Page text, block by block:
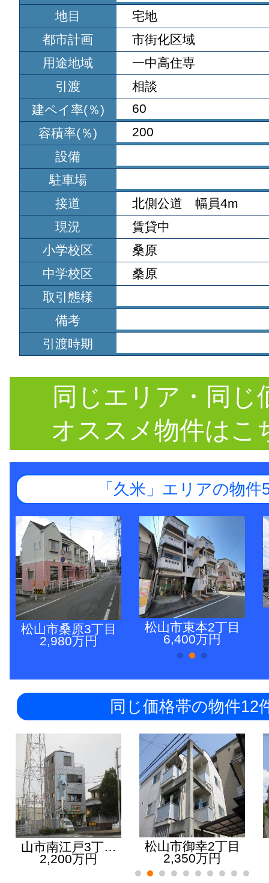
地目
宅地
都市計画
市街化区域
用途地域
一中高住専
引渡
相談
建ペイ率(％)
60
容積率(％)
200
設備
駐車場
接道
北側公道 幅員4m
現況
賃貸中
小学校区
桑原
中学校区
桑原
取引態様
備考
引渡時期
同じエリア・同じ
オススメ物件はこ
「久米」エリアの物件
松山市桑原3丁目
2,980万円
松山市束本2丁目
6,400万円
同じ価格帯の物件12
山市南江戸3丁…
2,200万円
松山市御幸2丁目
2,350万円